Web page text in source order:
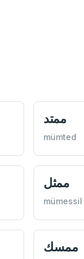
ممتد
mümted
ممثل
mümessil
ممسك